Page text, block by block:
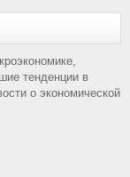
тенденции в
о экономической